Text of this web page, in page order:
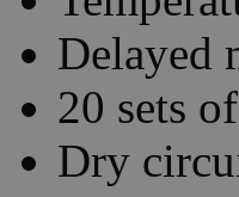
Delayed
20 sets
Dry